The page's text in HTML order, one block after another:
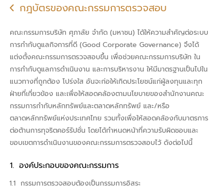
กฎบัตรของคณะกรรมการตรวจสอบ
คณะกรรมการบริษัท ศุภาลัย จำกัด (มหาชน) ได้ให้ความสำคัญต่อระบบ
การกำกับดูแลกิจการที่ดี (Good Corporate Governance) จึงได้
แต่งตั้งคณะกรรมการตรวจสอบขึ้น เพื่อช่วยคณะกรรมการบริษัท ใน
การกำกับดูแลการดำเนินงาน และการบริหารงาน ให้มีมาตรฐานเป็นไปใน
แนวทางที่ถูกต้อง โปร่งใส อันจะก่อให้เกิดประโยชน์แก่ผู้ลงทุนและทุก
ฝ่ายที่เกี่ยวข้อง และเพื่อให้สอดคล้องตามนโยบายของสำนักงานคณะ
กรรมการกำกับหลักทรัพย์และตลาดหลักทรัพย์ และ/หรือ
ตลาดหลักทรัพย์แห่งประเทศไทย รวมทั้งเพื่อให้สอดคล้องกับมาตรการ
ต่อต้านการทุจริตคอร์รัปชั่น โดยได้กำหนดหน้าที่ความรับผิดชอบและ
ขอบเขตการดำเนินงานของคณะกรรมการตรวจสอบไว้ ดังต่อไปนี้
องค์ประกอบของคณะกรรมการ
กรรมการตรวจสอบต้องเป็นกรรมการอิสระ